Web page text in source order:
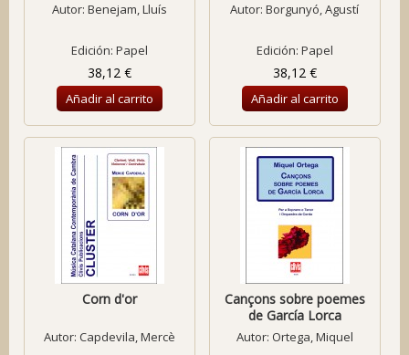
Autor: Benejam, Lluís
Edición: Papel
38,12 €
Añadir al carrito
Autor:Borgunyó, Agustí
Edición: Papel
38,12 €
Añadir al carrito
Corn d'or
Autor: Capdevila, Mercè
Cançons sobre poemes
de García Lorca
Autor: Ortega, Miquel